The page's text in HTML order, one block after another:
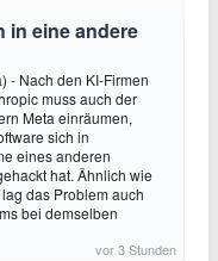
in eine andere
- Nach den KI-Firmen
muss auch der
Meta einräumen,
sich in
eines anderen
hat. Ähnlich wie
das Problem auch
bei demselben
vor 3 Stunden